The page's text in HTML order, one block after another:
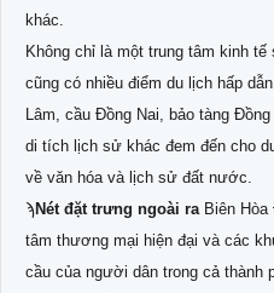
khác.
Không chỉ là một trung tâm kinh
cũng có nhiều điểm du lịch hấp
Lâm, cầu Đồng Nai, bảo tàng
di tích lịch sử khác đem đến cho
về văn hóa và lịch sử đất nước.
ϡNét đặt trưng ngoài ra Biên
tâm thương mại hiện đại và các
cầu của người dân trong cả thành